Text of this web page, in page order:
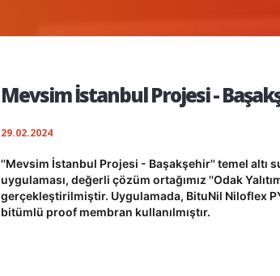
Mevsim İstanbul Projesi -
29.02.2024
''Mevsim İstanbul Projesi - Başakşehir'' temel altı
uygulaması, değerli çözüm ortağımız ''Odak
gerçekleştirilmiştir. Uygulamada, BituNil Niloflex
bitümlü proof membran kullanılmıştır.